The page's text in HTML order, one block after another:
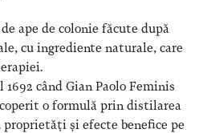
ape de colonie făcute după
cu ingrediente naturale, care
când Gian Paolo Feminis
o formulă prin distilarea
și efecte benefice pe